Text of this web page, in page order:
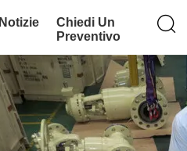
Notizie
Chiedi Un
Preventivo